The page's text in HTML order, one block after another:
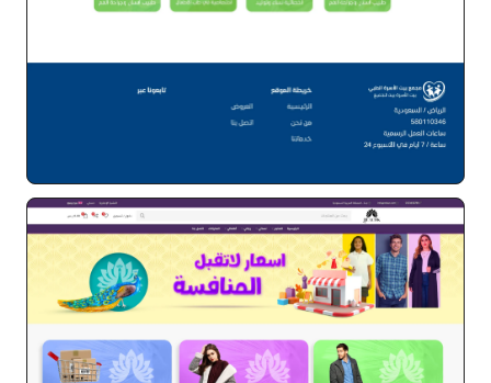
مجمع بيت الاسرة